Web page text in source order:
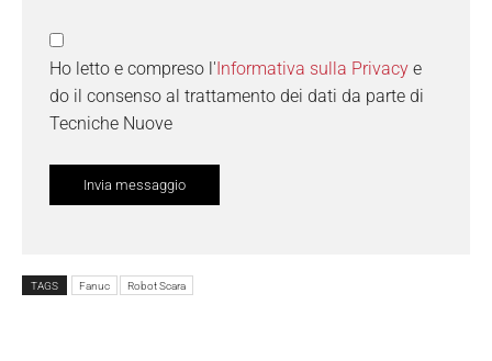
Ho letto e compreso l'Informativa sulla Privacy e
do il consenso al trattamento dei dati da parte di
Tecniche Nuove
TAGS Fanuc Robot Scara